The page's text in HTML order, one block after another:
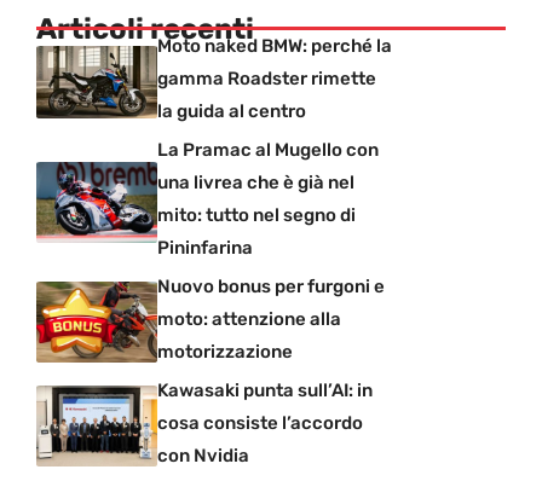
Articoli recentiMoto naked BMW: perché la
gamma Roadster rimette
la guida al centro
La Pramac al Mugello con
una livrea che è già nel
mito: tutto nel segno di
Pininfarina
Nuovo bonus per furgoni e
moto: attenzione alla
motorizzazione
Kawasaki punta sull’AI: in
cosa consiste l’accordo
con Nvidia